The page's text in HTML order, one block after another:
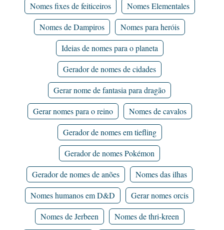
Nomes fixes de feiticeiros
Nomes Elementales
Nomes de Dampiros
Nomes para heróis
Ideias de nomes para o planeta
Gerador de nomes de cidades
Gerar nome de fantasia para dragão
Gerar nomes para o reino
Nomes de cavalos
Gerador de nomes em tiefling
Gerador de nomes Pokémon
Gerador de nomes de anões
Nomes das ilhas
Nomes humanos em D&D
Gerar nomes orcis
Nomes de Jerbeen
Nomes de thri-kreen